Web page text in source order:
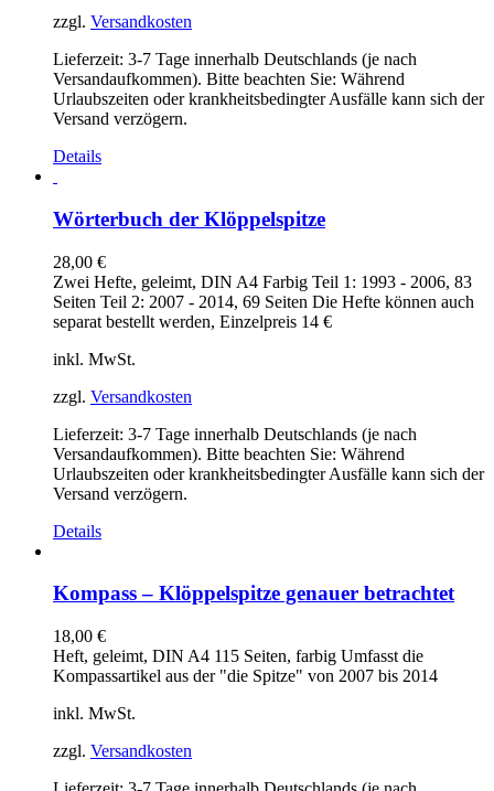
zzgl. Versandkosten
Lieferzeit: 3-7 Tage innerhalb Deutschlands (je nach
Versandaufkommen). Bitte beachten Sie: Während
Urlaubszeiten oder krankheitsbedingter Ausfälle kann sich der
Versand verzögern.
Details
Wörterbuch der Klöppelspitze
28,00 €
Zwei Hefte, geleimt, DIN A4 Farbig Teil 1: 1993 - 2006, 83
Seiten Teil 2: 2007 - 2014, 69 Seiten Die Hefte können auch
separat bestellt werden, Einzelpreis 14 €
inkl. MwSt.
zzgl. Versandkosten
Lieferzeit: 3-7 Tage innerhalb Deutschlands (je nach
Versandaufkommen). Bitte beachten Sie: Während
Urlaubszeiten oder krankheitsbedingter Ausfälle kann sich der
Versand verzögern.
Details
Kompass – Klöppelspitze genauer betrachtet
18,00 €
Heft, geleimt, DIN A4 115 Seiten, farbig Umfasst die
Kompassartikel aus der "die Spitze" von 2007 bis 2014
inkl. MwSt.
zzgl. Versandkosten